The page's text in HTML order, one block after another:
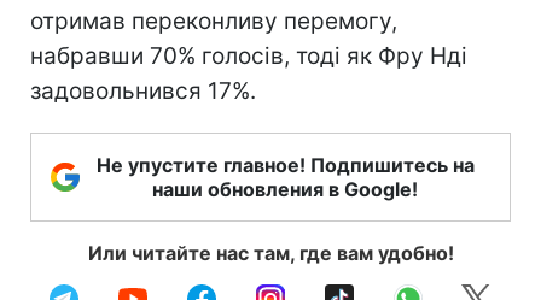
отримав переконливу перемогу,
набравши 70% голосів, тоді як Фру Нді
задовольнився 17%.
Не упустите главное! Подпишитесь на
наши обновления в Google!
Или читайте нас там, где вам удобно!